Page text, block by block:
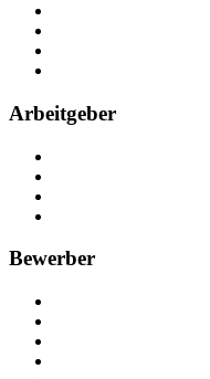
Arbeitgeber
Bewerber